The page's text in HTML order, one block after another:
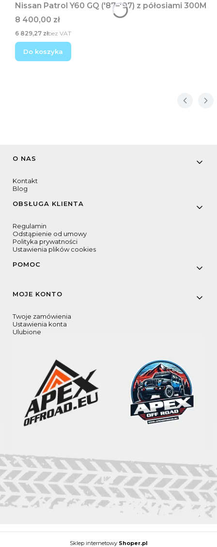
Nissan Patrol Y60 GQ ('87–'97) z półosiami 300M
Cena
8 400,00 zł
Cena
6 829,27 złbez VAT
Do koszyka
Linki w stopce
O NAS
Kontakt
Blog
OBSŁUGA KLIENTA
Regulamin
Odstąpienie od umowy
Polityka prywatności
Ustawienia plików cookies
POMOC
MOJE KONTO
Twoje zamówienia
Ustawienia konta
Ulubione
Sklep internetowy Shoper.pl